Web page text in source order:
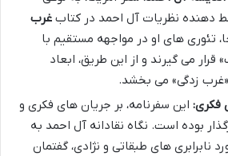
دهنده نظریات آل احمد در کتاب غرب
تئوری های او در مواجهه مستقیم با
می گیرند و از این طریق، ابعاد
زدگی» می بخشد.
فکری: این سفرنامه، بر جریان های فکری و
بوده است. نگاه نقادانه آل احمد به
نابرابری های طبقاتی و نژادی، گفتمان